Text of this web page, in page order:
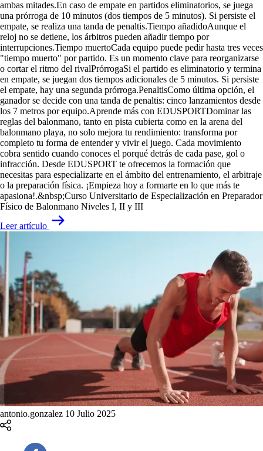
ambas mitades.En caso de empate en partidos eliminatorios, se juega
una prórroga de 10 minutos (dos tiempos de 5 minutos). Si persiste el
empate, se realiza una tanda de penaltis.Tiempo añadidoAunque el
reloj no se detiene, los árbitros pueden añadir tiempo por
interrupciones.Tiempo muertoCada equipo puede pedir hasta tres veces
"tiempo muerto" por partido. Es un momento clave para reorganizarse
o cortar el ritmo del rivalPrórrogaSi el partido es eliminatorio y termina
en empate, se juegan dos tiempos adicionales de 5 minutos. Si persiste
el empate, hay una segunda prórroga.PenaltisComo última opción, el
ganador se decide con una tanda de penaltis: cinco lanzamientos desde
los 7 metros por equipo.Aprende más con EDUSPORTDominar las
reglas del balonmano, tanto en pista cubierta como en la arena del
balonmano playa, no solo mejora tu rendimiento: transforma por
completo tu forma de entender y vivir el juego. Cada movimiento
cobra sentido cuando conoces el porqué detrás de cada pase, gol o
infracción. Desde EDUSPORT te ofrecemos la formación que
necesitas para especializarte en el ámbito del entrenamiento, el arbitraje
o la preparación física. ¡Empieza hoy a formarte en lo que más te
apasiona!.&nbsp;Curso Universitario de Especialización en Preparador
Físico de Balonmano Niveles I, II y III
Leer artículo
antonio.gonzalez 10 Julio 2025